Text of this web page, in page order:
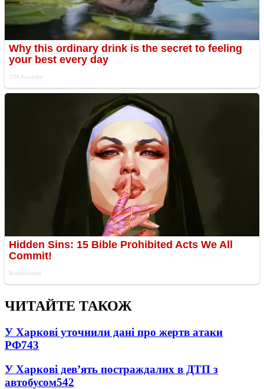
ЧИТАЙТЕ ТАКОЖ
У Харкові уточнили дані про жертв атаки
РФ743
У Харкові дев’ять постраждалих в ДТП з
автобусом542